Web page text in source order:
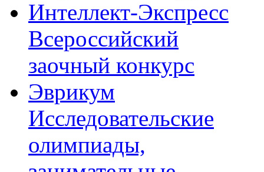
Интеллект-Экспресс
Всероссийский
заочный конкурс
Эврикум
Исследовательские
олимпиады,